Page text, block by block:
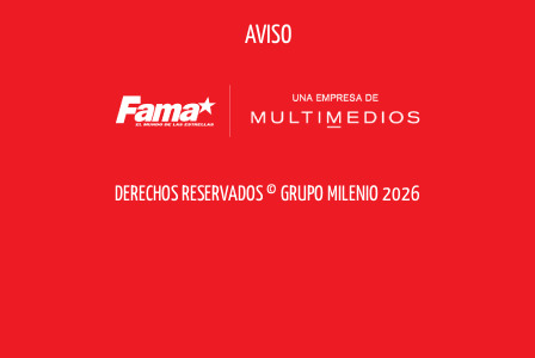
AVISO
DERECHOS RESERVADOS © GRUPO MILENIO 2026